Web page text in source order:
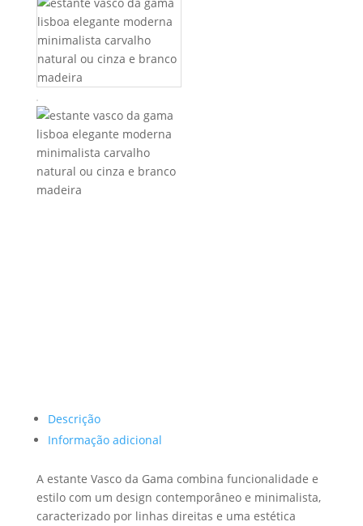
Descrição
Informação adicional
A estante Vasco da Gama combina funcionalidade e
estilo com um design contemporâneo e minimalista,
caracterizado por linhas direitas e uma estética